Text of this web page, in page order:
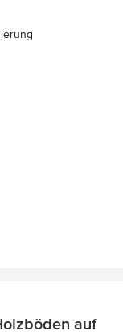
auf